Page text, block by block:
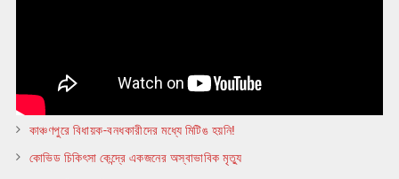
কাঞ্চণপুরে বিধায়ক-বনধকারীদের মধ্যে মিটিঙ হয়নি!
কোভিড চিকিৎসা কেন্দ্রে একজনের অস্বাভাবিক মৃত্যু